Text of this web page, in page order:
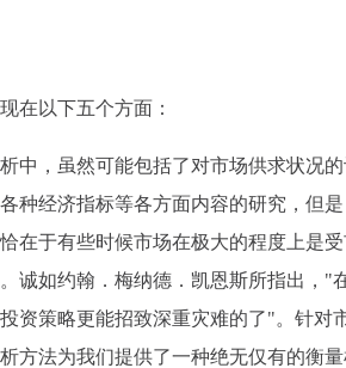
在以下五个方面：
，虽然可能包括了对市场供求状况的
种经济指标等各方面内容的研究，但
在于有些时候市场在极大的程度上是
诚如约翰．梅纳德．凯恩斯所指出，"
资策略更能招致深重灾难的了"。针对
方法为我们提供了一种绝无仅有的衡